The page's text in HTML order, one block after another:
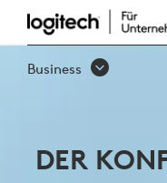
DER
Business
DER